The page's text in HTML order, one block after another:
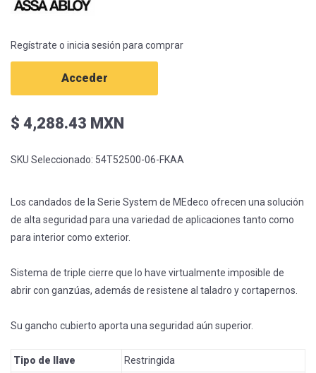
Regístrate o inicia sesión para comprar
Acceder
$ 4,288.43 MXN
SKU Seleccionado: 54T52500-06-FKAA
Los candados de la Serie System de MEdeco ofrecen una solución
de alta seguridad para una variedad de aplicaciones tanto como
para interior como exterior.
Sistema de triple cierre que lo have virtualmente imposible de
abrir con ganzúas, además de resistene al taladro y cortapernos.
Su gancho cubierto aporta una seguridad aún superior.
Tipo de llave
Restringida